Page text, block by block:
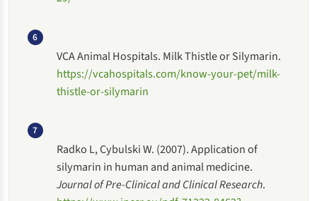
6
VCA Animal Hospitals. Milk Thistle or Silymarin.
https://vcahospitals.com/know-your-pet/milk-
thistle-or-silymarin
7
Radko L, Cybulski W. (2007). Application of
silymarin in human and animal medicine.
Journal of Pre-Clinical and Clinical Research.